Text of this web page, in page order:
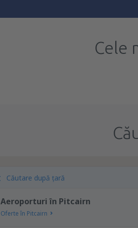
Cele
Căutare după țară
Aeroporturi în Pitcairn
Oferte în Pitcairn